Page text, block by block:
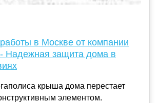
в Москве от компании
Надежная защита дома в
крыша дома перестает
элементом.